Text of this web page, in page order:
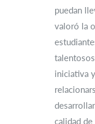
puedan
valoró la
iniciativa
calidad de